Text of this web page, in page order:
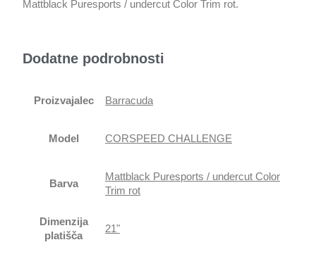
Mattblack Puresports / undercut Color Trim rot.
Dodatne podrobnosti
Proizvajalec Barracuda
Model CORSPEED CHALLENGE
Barva
Mattblack Puresports / undercut Color
Trim rot
Dimenzija
platišča
21"